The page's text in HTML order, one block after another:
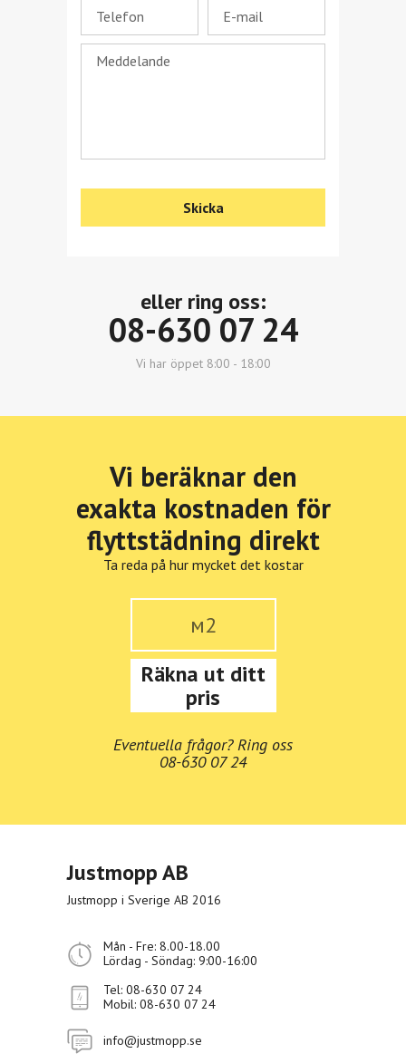
eller ring oss:
08-630 07 24
Vi har öppet 8:00 - 18:00
Vi beräknar den
exakta kostnaden för
flyttstädning direkt
Ta reda på hur mycket det kostar
Räkna ut ditt
pris
Eventuella frågor? Ring oss
08-630 07 24
Justmopp AB
Justmopp i Sverige AB 2016
Mån - Fre: 8.00-18.00
Lördag - Söndag: 9:00-16:00
Tel: 08-630 07 24
Mobil: 08-630 07 24
info@justmopp.se